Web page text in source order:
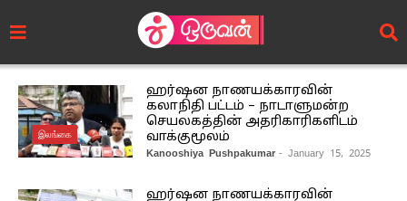
இலங்கை
ஹர்ஷன நாணயக்காரவின்
கலாநிதி பட்டம் – நாடாளுமன்ற
செயலகத்தின் அதரிகாரிகளிடம்
வாக்குமூலம்
Kanooshiya Pushpakumar - January 15, 2025
ஹர்ஷன நாணயக்காரவின்